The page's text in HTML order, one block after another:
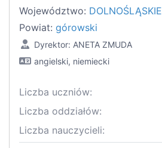
Województwo: DOLNOŚLĄSKIE
Powiat: górowski
Dyrektor: ANETA ZMUDA
angielski, niemiecki
Liczba uczniów:
Liczba oddziałów:
Liczba nauczycieli: